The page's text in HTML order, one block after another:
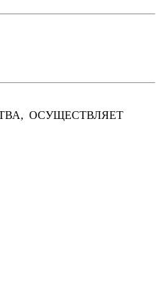
ОСУЩЕСТВЛЯЕТ